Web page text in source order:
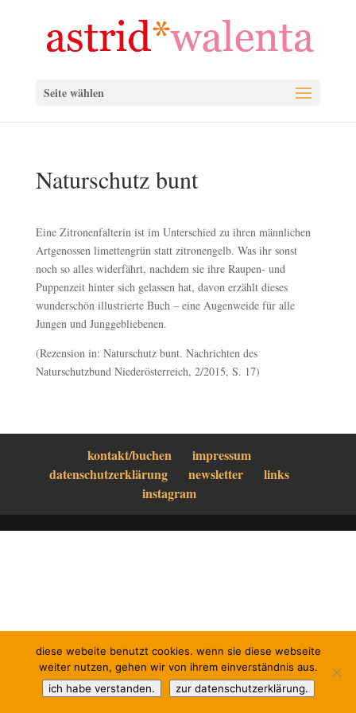
Seite wählen
Naturschutz bunt
Eine Zitronenfalterin ist im Unterschied zu ihren männlichen
Artgenossen limettengrün statt zitronengelb. Was ihr sonst
noch so alles widerfährt, nachdem sie ihre Raupen- und
Puppenzeit hinter sich gelassen hat, davon erzählt dieses
wunderschön illustrierte Buch – eine Augenweide für alle
Jungen und Junggebliebenen.
(Rezension in: Naturschutz bunt. Nachrichten des
Naturschutzbund Niederösterreich, 2/2015, S. 17)
kontakt/buchen
impressum
datenschutzerklärung
newsletter
links
instagram
diese webeite benutzt cookies. wenn sie diese webseite
weiter nutzen, gehen wir von ihrem einverständnis aus.
ich habe verstanden.
zur datenschutzerklärung.